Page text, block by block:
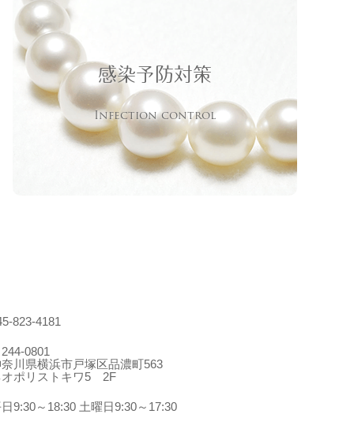
感染予防対策
Infection control
823-4181
0801
川県横浜市戸塚区品濃町563
オポリストキワ5 2F
9:30～18:30 土曜日9:30～17:30